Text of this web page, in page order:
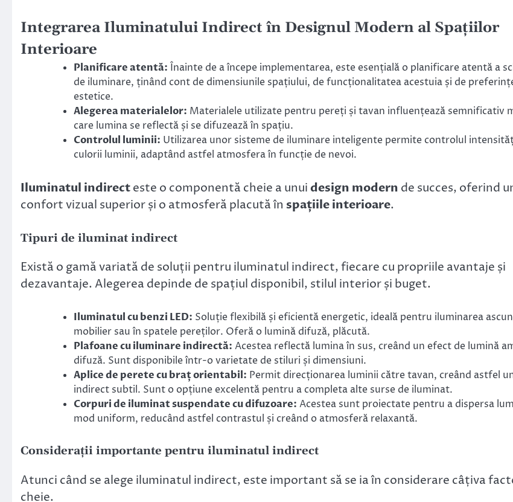
Integrarea Iluminatului Indirect în Designul Modern al Spațiilor
Interioare
Planificare atentă: Înainte de a începe implementarea, este esențială o planificare atentă a
de iluminare, ținând cont de dimensiunile spațiului, de funcționalitatea acestuia și de
estetice.
Alegerea materialelor: Materialele utilizate pentru pereți și tavan influențează semnificativ
care lumina se reflectă și se difuzează în spațiu.
Controlul luminii: Utilizarea unor sisteme de iluminare inteligente permite controlul
culorii luminii, adaptând astfel atmosfera în funcție de nevoi.
Iluminatul indirecteste o componentă cheie a unuidesign modern de succes, oferind
confort vizual superior și o atmosferă placută în spațiile interioare.
Tipuri de iluminat indirect
Există o gamă variată de soluții pentru iluminatul indirect, fiecare cu propriile avantaje și
dezavantaje. Alegerea depinde de spațiul disponibil, stilul interior și buget.
Iluminatul cu benzi LED: Soluție flexibilă și eficientă energetic, ideală pentru iluminarea
mobilier sau în spatele pereților. Oferă o lumină difuză, plăcută.
Plafoane cu iluminare indirectă: Acestea reflectă lumina în sus, creând un efect de lumină
difuză. Sunt disponibile într-o varietate de stiluri și dimensiuni.
Aplice de perete cu braț orientabil: Permit direcționarea luminii către tavan, creând astfel
indirect subtil. Sunt o opțiune excelentă pentru a completa alte surse de iluminat.
Corpuri de iluminat suspendate cu difuzoare: Acestea sunt proiectate pentru a dispersa
mod uniform, reducând astfel contrastul și creând o atmosferă relaxantă.
Considerații importante pentru iluminatul indirect
Atunci când se alege iluminatul indirect, este important să se ia în considerare câțiva
cheie.